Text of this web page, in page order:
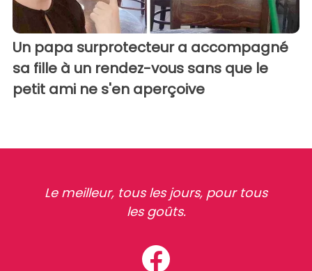
Un papa surprotecteur a accompagné
sa fille à un rendez-vous sans que le
petit ami ne s'en aperçoive
Le meilleur, tous les jours, pour tous
les goûts.